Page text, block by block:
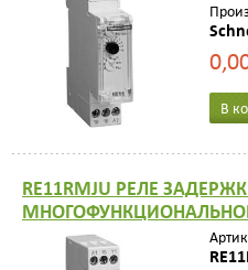
В
RE11RMJU РЕЛЕ